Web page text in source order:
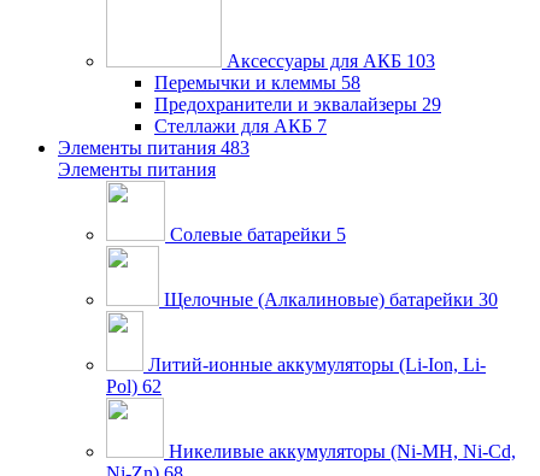
Аксессуары для АКБ 103
Перемычки и клеммы 58
Предохранители и эквалайзеры 29
Стеллажи для АКБ 7
Элементы питания 483
Элементы питания
Солевые батарейки 5
Щелочные (Алкалиновые) батарейки 30
Литий-ионные аккумуляторы (Li-Ion, Li-
Pol) 62
Никеливые аккумуляторы (Ni-MH, Ni-Cd,